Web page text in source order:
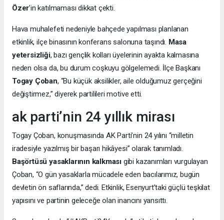
Özer’in katılmaması dikkat çekti.
Hava muhalefeti nedeniyle bahçede yapılması planlanan
etkinlik, ilçe binasının konferans salonuna taşındı. Masa
yetersizliği, bazı gençlik kolları üyelerinin ayakta kalmasına
neden olsa da, bu durum coşkuyu gölgelemedi. İlçe Başkanı
Togay Çoban, “Bu küçük aksilikler, aile olduğumuz gerçeğini
değiştirmez,” diyerek partilileri motive etti.
ak parti’nin 24 yıllık mirası
Togay Çoban, konuşmasında AK Parti’nin 24 yılını “milletin
iradesiyle yazılmış bir başarı hikâyesi” olarak tanımladı.
Başörtüsü yasaklarının kalkması gibi kazanımları vurgulayan
Çoban, “O gün yasaklarla mücadele eden bacılarımız, bugün
devletin ön saflarında,” dedi. Etkinlik, Esenyurt’taki güçlü teşkilat
yapısını ve partinin geleceğe olan inancını yansıttı.